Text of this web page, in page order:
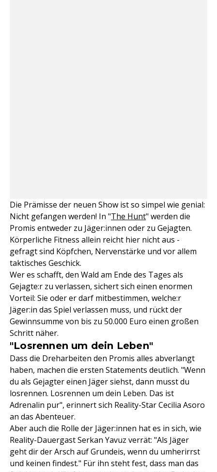
Die Prämisse der neuen Show ist so simpel wie genial:
Nicht gefangen werden! In "The Hunt" werden die
Promis entweder zu Jäger:innen oder zu Gejagten.
Körperliche Fitness allein reicht hier nicht aus -
gefragt sind Köpfchen, Nervenstärke und vor allem
taktisches Geschick.
Wer es schafft, den Wald am Ende des Tages als
Gejagte:r zu verlassen, sichert sich einen enormen
Vorteil: Sie oder er darf mitbestimmen, welche:r
Jäger:in das Spiel verlassen muss, und rückt der
Gewinnsumme von bis zu 50.000 Euro einen großen
Schritt näher.
"Losrennen um dein Leben"
Dass die Dreharbeiten den Promis alles abverlangt
haben, machen die ersten Statements deutlich. "Wenn
du als Gejagter einen Jäger siehst, dann musst du
losrennen. Losrennen um dein Leben. Das ist
Adrenalin pur", erinnert sich Reality-Star Cecilia Asoro
an das Abenteuer.
Aber auch die Rolle der Jäger:innen hat es in sich, wie
Reality-Dauergast Serkan Yavuz verrät: "Als Jäger
geht dir der Arsch auf Grundeis, wenn du umherirrst
und keinen findest." Für ihn steht fest, dass man das